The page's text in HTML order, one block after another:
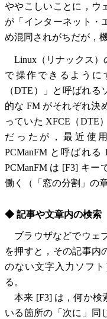
ややこしいことに，ウ
が「インターネット・
め混同されがちだが，
Linux（リナックス）
で操作できるように
（DTE）」と呼ばれ
的な FM がそれぞれ決
っていた XFCE（DTE
だったが，最近使
PCManFM と呼ばれ
PCManFM は [F3] キー
働く（「窓の分割」の
◆ 記事や文章内の検索
ブラウザなどでウェ
を押すと，その記事内
のない文字入力ソフ
る。
本来 [F3] は，何か検
いる箇所の「次に」同